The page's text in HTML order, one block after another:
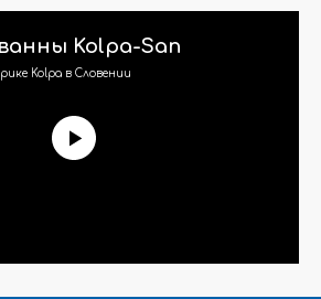
Kolpa-San
Kolpa в Словении